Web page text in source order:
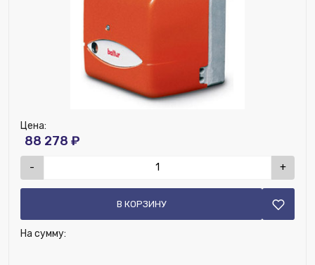
Мощность горелки максимальная, кВт:
540
Мощность горелки минимальная, кВт:
Номенклатура:Baltur Горелка дизельная
одноступенчатая BTL 3 H ( с подогревов топлива )
Цена:
88 278 ₽
- +
В КОРЗИНУ
На сумму: